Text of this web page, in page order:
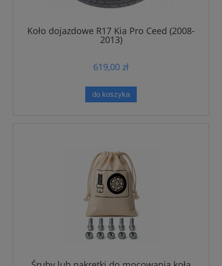
Koło dojazdowe R17 Kia Pro Ceed (2008-
2013)
619,00 zł
do koszyka